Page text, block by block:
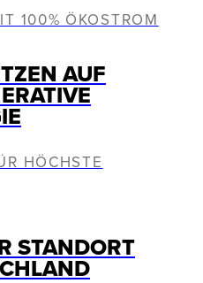
100% ÖKOSTROM
AUF
HÖCHSTE
STANDORT